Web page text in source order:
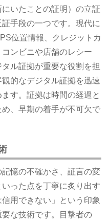
いたことの証明）の立証
手段の一つです。現代に
位置情報、クレジットカ
ンビニや店舗のレシー
ル証拠が重要な役割を担
的なデジタル証拠を迅速
す。証拠は時間の経過と
、早期の着手が不可欠で
憶の不確かさ、証言の変
った点を丁寧に炙り出す
用できない」という印象
な技術です。目撃者の